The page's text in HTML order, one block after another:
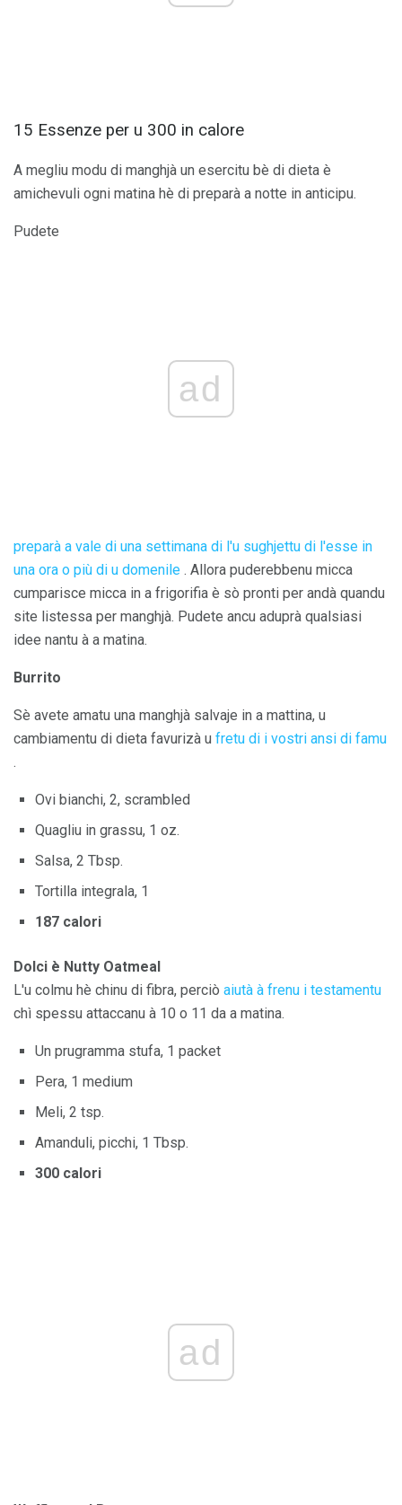
15 Essenze per u 300 in calore
A megliu modu di manghjà un esercitu bè di dieta è
amichevuli ogni matina hè di preparà a notte in anticipu.
Pudete
ad
preparà a vale di una settimana di l'u sughjettu di l'esse in
una ora o più di u domenile . Allora puderebbenu micca
cumparisce micca in a frigorifia è sò pronti per andà quandu
site listessa per manghjà. Pudete ancu aduprà qualsiasi
idee nantu à a matina.
Burrito
Sè avete amatu una manghjà salvaje in a mattina, u
cambiamentu di dieta favurizà u fretu di i vostri ansi di famu
.
Ovi bianchi, 2, scrambled
Quagliu in grassu, 1 oz.
Salsa, 2 Tbsp.
Tortilla integrala, 1
187 calori
Dolci è Nutty Oatmeal
L'u colmu hè chinu di fibra, perciò aiutà à frenu i testamentu
chì spessu attaccanu à 10 o 11 da a matina.
Un prugramma stufa, 1 packet
Pera, 1 medium
Meli, 2 tsp.
Amanduli, picchi, 1 Tbsp.
300 calori
ad